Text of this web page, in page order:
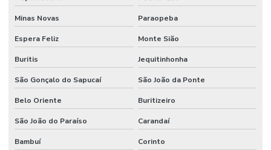
Minas Novas Paraopeba
Espera Feliz Monte Sião
Buritis Jequitinhonha
São Gonçalo do Sapucaí São João da Ponte
Belo Oriente Buritizeiro
São João do Paraíso Carandaí
Bambuí Corinto